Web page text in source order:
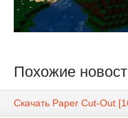
Похожие
Скачать Paper Cut-Out